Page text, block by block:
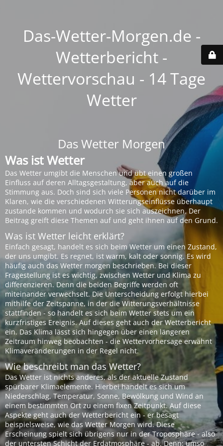
Das-Wetter-Morgen.de -
Wetterbericht -
Wettervorschau - 14 Tage
Wetter
Das Wetter Morgen
Was ist Wetter
Das Wetter umgibt die Menschen und übt einen großen
Einfluss auf deren Alltagsgestaltung, aber auch auf die
Stimmung aus. Doch sind sich viele Personen nicht darüber im
Klaren, wie die verschiedenen Witterungseinflüsse überhaupt
zustande kommen und wodurch sie sich auszeichnen. Der
Beitrag greift diese Themen auf und geht ihnen auf den Grund.
Was ist Wetter leicht erklärt?
Einfach gesagt, handelt es sich beim Wetter um einen Zustand,
der uns umgibt. Es regnet, ist warm, kalt oder sonnig. Es wird
häufig auch das Wetter morgen beschrieben. Bei dieser
Fragestellung ist es wichtig, zwischen Wetter und Klima zu
differenzieren. Denn die beiden Begriffe werden oft
miteinander verwechselt. Die Unterscheidung erfolgt hierbei
mithilfe der Zeitspanne, in der die Witterungsverhältnisse
stattfinden - so handelt es sich beim Wetter stets um ein
kurzfristiges Ereignis. Auf dieses geht auch der Wetterbericht
ein. Das Klima lässt sich hingegen über einen längeren
Zeitraum hinweg beobachten - die Wettervorhersage erwähnt
Klimaveränderungen in der Regel nicht.
Wie beschreibt man das Wetter?
Das Wetter ist nichts anderes, als der aktuelle Zustand
spürbarer Klimaelemente. Hierbei handelt es sich um
Niederschlag, Temperatur, Sonne, Bewölkung und Wind an
einem bestimmten Ort zu einem fixen Zeitpunkt. Auf diese
Aspekte geht auch der Wetterbericht ein - er besagt
beispielsweise, wie das Wetter Morgen wird. Diese
Erscheinung spielt sich übrigens nur in der Troposphäre - also
der untersten Schicht der Erdatmosphäre - ab. Denn: umso